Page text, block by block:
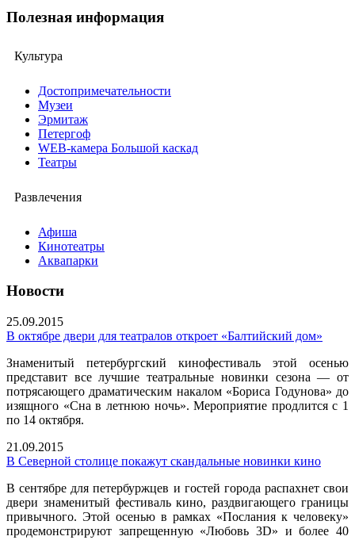
Полезная информация
Культура
Достопримечательности
Музеи
Эрмитаж
Петергоф
WEB-камера Большой каскад
Театры
Развлечения
Афиша
Кинотеатры
Аквапарки
Новости
25.09.2015
В октябре двери для театралов откроет «Балтийский дом»
Знаменитый петербургский кинофестиваль этой осенью
представит все лучшие театральные новинки сезона — от
потрясающего драматическим накалом «Бориса Годунова» до
изящного «Сна в летнюю ночь». Мероприятие продлится с 1
по 14 октября.
21.09.2015
В Северной столице покажут скандальные новинки кино
В сентябре для петербуржцев и гостей города распахнет свои
двери знаменитый фестиваль кино, раздвигающего границы
привычного. Этой осенью в рамках «Послания к человеку»
продемонстрируют запрещенную «Любовь 3D» и более 40